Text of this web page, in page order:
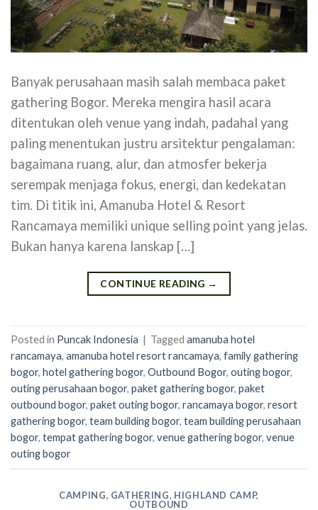
Banyak perusahaan masih salah membaca paket
gathering Bogor. Mereka mengira hasil acara
ditentukan oleh venue yang indah, padahal yang
paling menentukan justru arsitektur pengalaman:
bagaimana ruang, alur, dan atmosfer bekerja
serempak menjaga fokus, energi, dan kedekatan
tim. Di titik ini, Amanuba Hotel & Resort
Rancamaya memiliki unique selling point yang jelas.
Bukan hanya karena lanskap […]
CONTINUE READING →
Posted in Puncak Indonesia | Tagged amanuba hotel
rancamaya, amanuba hotel resort rancamaya, family gathering
bogor, hotel gathering bogor, Outbound Bogor, outing bogor,
outing perusahaan bogor, paket gathering bogor, paket
outbound bogor, paket outing bogor, rancamaya bogor, resort
gathering bogor, team building bogor, team building perusahaan
bogor, tempat gathering bogor, venue gathering bogor, venue
outing bogor
CAMPING, GATHERING, HIGHLAND CAMP,
OUTBOUND